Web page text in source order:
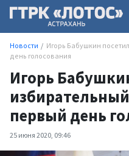
Новости
Игорь Бабушкин
день голосования
Игорь
первый день
25 июня 2020, 09:46